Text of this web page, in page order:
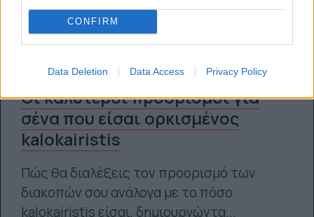
CONFIRM
Data Deletion Data Access Privacy Policy
Οι καλύτεροι προορισμοί για
σένα που είσαι ορκισμένος
kalokairistis
Πώς θα διαλέξεις τον προορισμό των
διακοπών σου ανάλογα με το πόσο
kalokairistis είσαι, δημιουργώντα...